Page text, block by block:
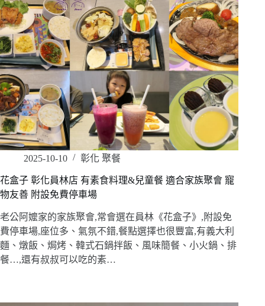
2025-10-10 彰化 聚餐
花盒子 彰化員林店 有素食料理&兒童餐 適合家族聚會 寵
物友善 附設免費停車場
老公阿嬤家的家族聚會,常會選在員林《花盒子》,附設免
費停車場,座位多、氣氛不錯,餐點選擇也很豐富,有義大利
麵、燉飯、焗烤、韓式石鍋拌飯、風味簡餐、小火鍋、排
餐…,還有叔叔可以吃的素…